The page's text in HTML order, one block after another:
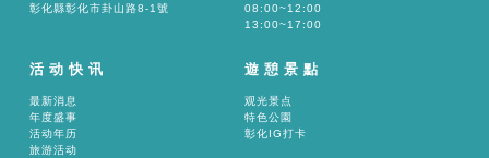
彰化縣彰化市卦山路8-1號
08:00~12:00
13:00~17:00
活动快讯
最新消息
年度盛事
活动年历
旅游活动
遊憩景點
观光景点
特色公園
彰化IG打卡